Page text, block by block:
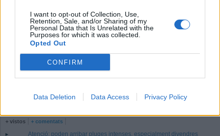
I want to opt-out of Collection, Use,
Retention, Sale, and/or Sharing of my
Personal Data that Is Unrelated with the
Purposes for which it was collected.
Opted Out
CONFIRM
Data Deletion Data Access Privacy Policy
Més Cultura
Black Velvet porta el pop al Centre Feliuenc
Els centenaris literaris protagonitzen l'agost a la biblioteca
Inestables al Calissó
+ vistos + comentats
Atenció: poden arribar pluges intenses, especialment divendres